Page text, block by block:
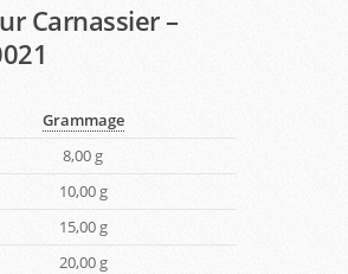
Carnassier –
Grammage
8,00 g
10,00 g
15,00 g
20,00 g